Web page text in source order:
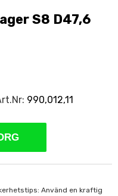
S8 D47,6
990,012,11
Använd en kraftig